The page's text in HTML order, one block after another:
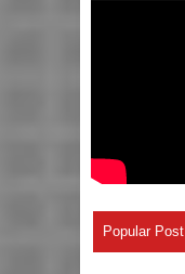
Popular Post